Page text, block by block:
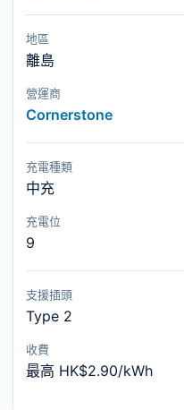
地區
離島
營運商
Cornerstone
充電種類
中充
充電位
9
支援插頭
Type 2
收費
最高 HK$2.90/kWh